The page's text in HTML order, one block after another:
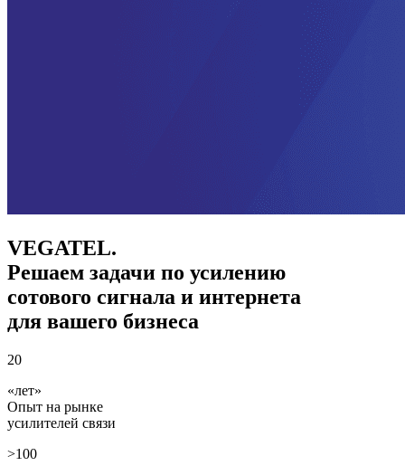
VEGATEL.
Решаем задачи по усилению
сотового сигнала и интернета
для вашего бизнеса
20
лет
Опыт на рынке
усилителей связи
>100